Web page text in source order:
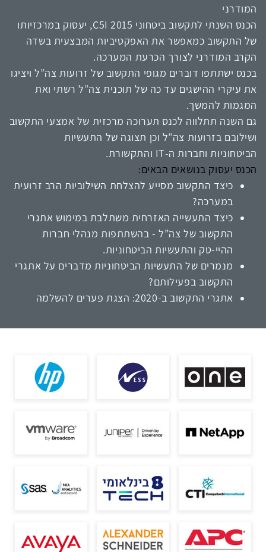
המודרני
הכנס השנתי לתקשוב ביטחוני C5I 2015, יעסוק במרכזיותו
של התקשוב כמאפשר את האפקטיביות המבצעית בשדה
הקרב המודרני לצורך הכרעת המערכה.
בכנס ישתתפו דוברים מגופי התקשוב של זרועות צה”ל ויציגו
את עיקרי ההישגים עד כה של תוכנית צה”ל רשתי ואת
המגמות להמשך.
גם השנה תתלווה לכנס תערוכה מרכזית של אמצעי התקשוב
ושילובם בזרועות צה”ל וכן תצוגה של התעשיות
הביטחוניות וחברות ה-IT והתקשורת.
הכנס יעסוק בנושאים הבאים:
כיצד התקשוב מסייע להצלחת השילוביות הרב זרועית
במערכה?
כיצד התעשייה האזרחית משתלבת במימוש אתגרי
התקשוב של צה”ל - בהשתתפות מנהלי חברות
ההיי-טק והתעשיות הביטחוניות.
מנמרים של התעשיות הביטחוניות מדברים על אתגרי
התקשוב בפעילותם?
אתגרי התקשוב ב-2020: הצגת פערים להשלמה